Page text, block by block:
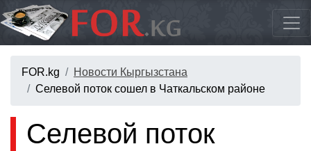
FOR.kg
Новости Кыргызстана
Селевой поток сошел в Чаткальском районе
Селевой поток